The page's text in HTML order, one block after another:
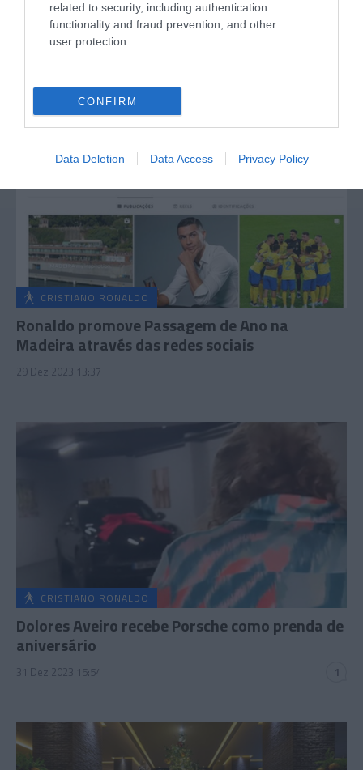
related to security, including authentication
functionality and fraud prevention, and other
user protection.
CONFIRM
Data Deletion Data Access Privacy Policy
CRISTIANO RONALDO
Ronaldo oferece Rolex a Luan Santana
CRISTIANO RONALDO
Ronaldo promove Passagem de Ano na
Madeira através das redes sociais
29 Dez 2023 13:37
CRISTIANO RONALDO
Dolores Aveiro recebe Porsche como prenda de
aniversário
31 Dez 2023 15:54 1